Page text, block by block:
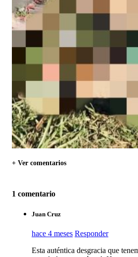
+ Ver comentarios
1 comentario
Juan Cruz
hace 4 meses Responder
Esta auténtica desgracia que